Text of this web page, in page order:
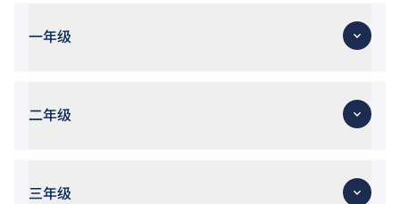
―商务与媒体、创意英语―公关与市场推广、创新与创
业。
成绩达「第二级」。
香港中学文凭考试通识教育科成绩达第二级或以上，会
一年级
二年级
三年级